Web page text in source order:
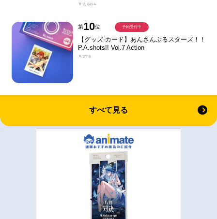
￥2,684
第10位
【グッズ-カード】あんさんぶるスターズ！！
P.A.shots!! Vol.7 Action
￥275
予約受付中
すべて見る